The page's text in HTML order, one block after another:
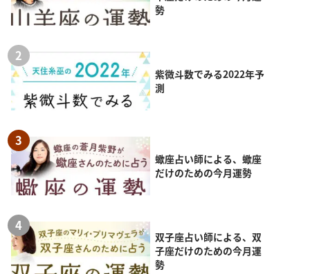
勢
紫微斗数でみる2022年予
測
蠍座占い師による、蠍座
だけのための今月運勢
双子座占い師による、双
子座だけのための今月運
勢